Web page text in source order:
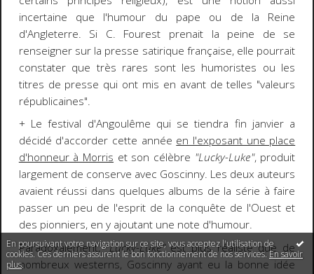
En poursuivant votre navigation sur ce site, vous acceptez l'utilisation de
cookies. Ces derniers assurent le bon fonctionnement de nos services.En savoir
plus.
incertaine que l'humour du pape ou de la Reine
d'Angleterre. Si C. Fourest prenait la peine de se
renseigner sur la presse satirique française, elle pourrait
constater que très rares sont les humoristes ou les
titres de presse qui ont mis en avant de telles "valeurs
républicaines".
+ Le festival d'Angoulême qui se tiendra fin janvier a
décidé d'accorder cette année en l'exposant une place
d'honneur à Morris et son célèbre "Lucky-Luke", produit
largement de conserve avec Goscinny. Les deux auteurs
avaient réussi dans quelques albums de la série à faire
passer un peu de l'esprit de la conquête de l'Ouest et
des pionniers, en y ajoutant une note d'humour.
Paradoxalement,"Lucky-Luke"est plus réaliste que de
nombreux westerns, Goscinny ayant eu la bonne idée